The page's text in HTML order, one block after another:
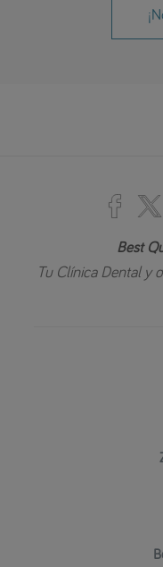
Best
Tu Clínica Dental y